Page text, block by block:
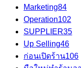
Marketing84
Operation102
SUPPLIER35
Up Selling46
ก่อนเปิดร้าน106